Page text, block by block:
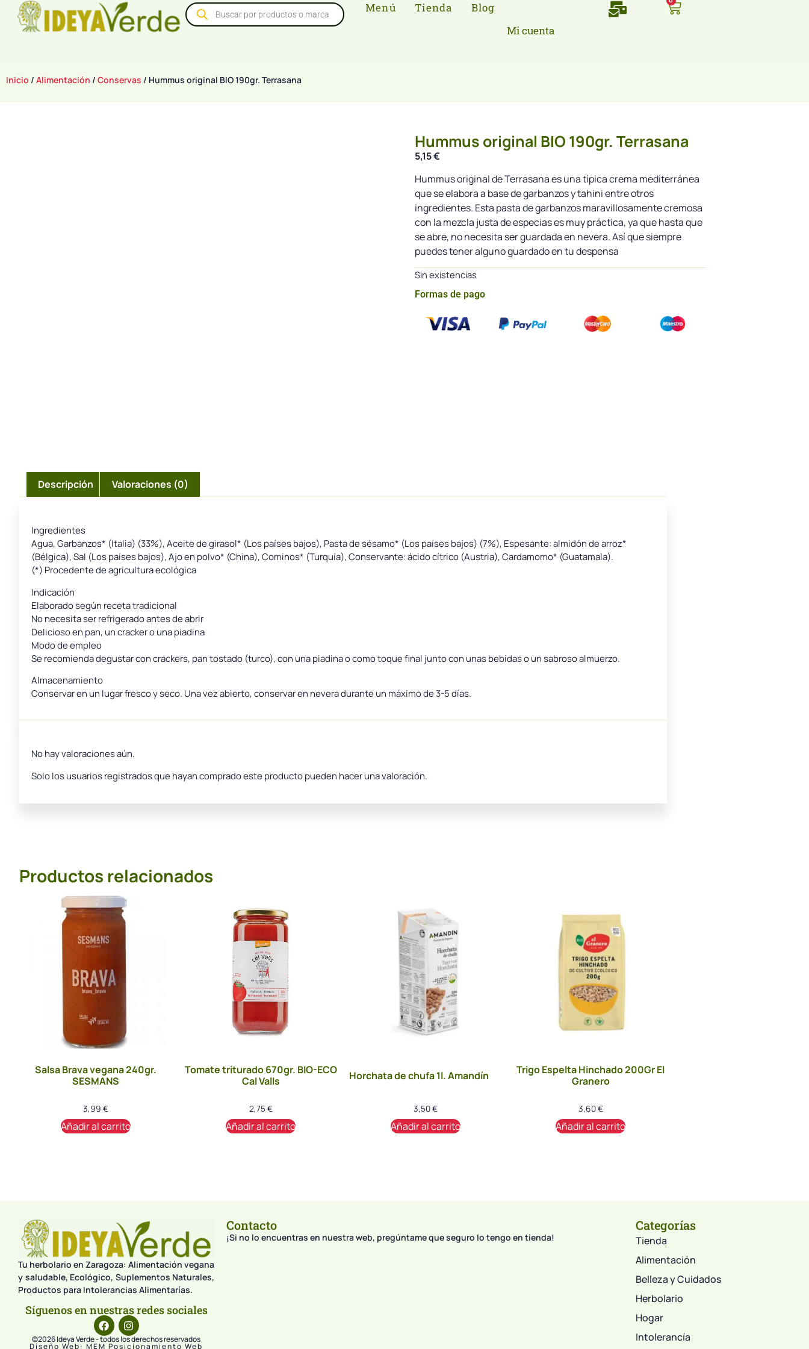
Menú Tienda
Blog
Mi cuenta
Inicio / Alimentación / Conservas / Hummus original BIO 190gr. Terrasana
Hummus original BIO 190gr. Terrasana
5,15€
Hummus original de Terrasana es una típica crema mediterránea
que se elabora a base de garbanzos y tahini entre otros
ingredientes. Esta pasta de garbanzos maravillosamente cremosa
con la mezcla justa de especias es muy práctica, ya que hasta que
se abre, no necesita ser guardada en nevera. Así que siempre
puedes tener alguno guardado en tu despensa
Sin existencias
Formas de pago
Descripción Valoraciones (0)
Ingredientes
Agua, Garbanzos* (Italia) (33%), Aceite de girasol* (Los países bajos), Pasta de sésamo* (Los países bajos) (7%), Espesante: almidón de arroz*
(Bélgica), Sal (Los países bajos), Ajo en polvo* (China), Cominos* (Turquía), Conservante: ácido cítrico (Austria), Cardamomo* (Guatamala).
(*) Procedente de agricultura ecológica
Indicación
Elaborado según receta tradicional
No necesita ser refrigerado antes de abrir
Delicioso en pan, un cracker o una piadina
Modo de empleo
Se recomienda degustar con crackers, pan tostado (turco), con una piadina o como toque final junto con unas bebidas o un sabroso almuerzo.
Almacenamiento
Conservar en un lugar fresco y seco. Una vez abierto, conservar en nevera durante un máximo de 3-5 días.
No hay valoraciones aún.
Solo los usuarios registrados que hayan comprado este producto pueden hacer una valoración.
Productos relacionados
Salsa Brava vegana 240gr.
SESMANS
3,99 €
Añadir al carrito
Tomate triturado 670gr. BIO-ECO
Cal Valls
2,75€
Añadir al carrito
Horchata de chufa 1l. Amandín
3,50€
Añadir al carrito
Trigo Espelta Hinchado 200Gr El
Granero
3,60€
Añadir al carrito
Tu herbolario en Zaragoza: Alimentación vegana
y saludable, Ecológico, Suplementos Naturales,
Productos para Intolerancias Alimentarías.
Síguenos en nuestras redes sociales
©2026 Ideya Verde - todos los derechos reservados
Diseño Web: MEM Posicionamiento Web
Contacto
¡Si no lo encuentras en nuestra web, pregúntame que seguro lo tengo en tienda!
Categorías
Tienda
Alimentación
Belleza y Cuidados
Herbolario
Hogar
Intolerancía